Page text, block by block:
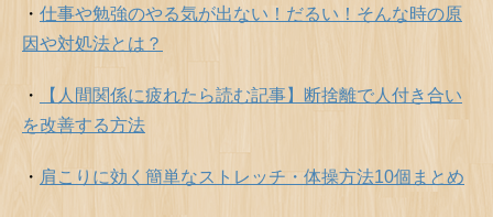
・ 仕事や勉強のやる気が出ない！だるい！そんな時の原
因や対処法とは？
・
【人間関係に疲れたら読む記事】断捨離で人付き合い
を改善する方法
・ 肩こりに効く簡単なストレッチ・体操方法10個まとめ